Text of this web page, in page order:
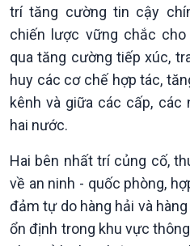
Xã hội
Tin Đời sống & Xã hội
360 độ Sức khỏe
Tài nguyên và Môi trường
Chuyên gia của bạn
Xã hội chuyển động
Bước chân đến trường
trí tăng cường tin cậy
chiến lược vững chắc
qua tăng cường tiếp xúc,
huy các cơ chế hợp tác,
kênh và giữa các cấp, các
hai nước.
Hai bên nhất trí củng cố,
về an ninh - quốc phòng,
đảm tự do hàng hải và
ổn định trong khu vực